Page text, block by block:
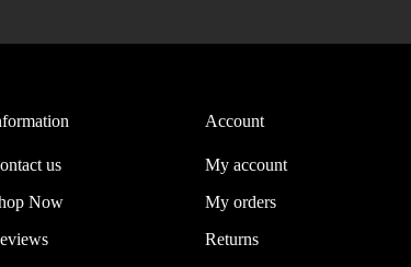
us
Now
Account
My account
My orders
Returns